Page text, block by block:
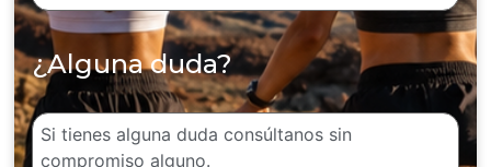
¿Alguna duda?